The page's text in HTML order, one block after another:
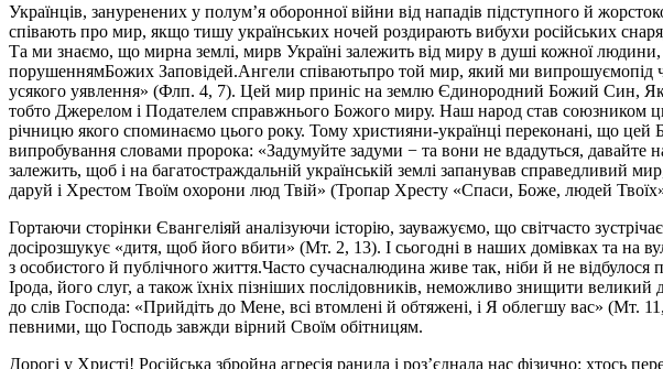
Українців, зануренених у полумʼя оборонної війни від нападів підступного й
співають про мир, якщо тишу українських ночей роздирають вибухи російських
Та ми знаємо, що мирна землі, мирв Україні залежить від миру в душі кожної
порушеннямБожих Заповідей.Ангели співаютьпро той мир, який ми випрошуємопід
усякого уявлення» (Флп. 4, 7). Цей мир приніс на землю Єдинородний Божий Син,
тобто Джерелом і Подателем справжнього Божого миру. Наш народ став союзником
річницю якого споминаємо цього року. Тому християни-українці переконані, що
випробування словами пророка: «Задумуйте задуми − та вони не вдадуться, давайте
залежить, щоб і на багатостраждальній українській землі запанував справедливий
даруй і Хрестом Твоїм охорони люд Твій» (Тропар Хресту «Спаси, Боже, людей
Гортаючи сторінки Євангеліяй аналізуючи історію, зауважуємо, що світчасто
досірозшукує «дитя, щоб його вбити» (Мт. 2, 13). І сьогодні в наших домівках та на
з особистого й публічного життя.Часто сучасналюдина живе так, ніби й не
Ірода, його слуг, а також їхніх пізніших послідовників, неможливо знищити
до слів Господа: «Прийдіть до Мене, всі втомлені й обтяжені, і Я облегшу вас» (Мт.
певними, що Господь завжди вірний Своїм обітницям.
Дорогі у Христі! Російська збройна агресія ранила і розʼєднала нас фізично: хтось